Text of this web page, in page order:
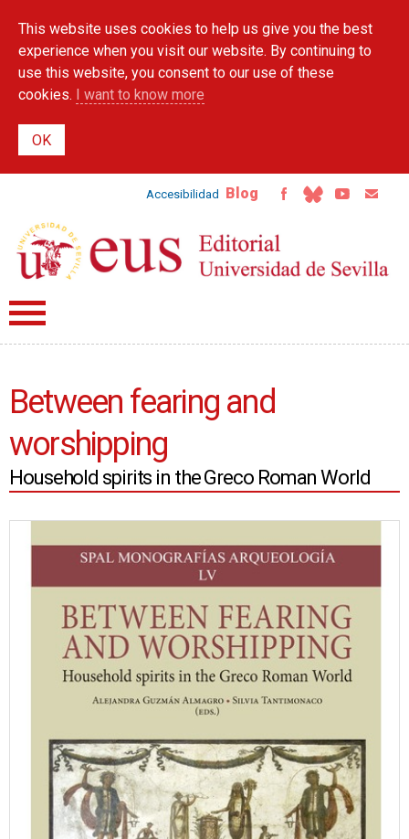
main
content
This website uses cookies to help us give you the best
experience when you visit our website. By continuing to
use this website, you consent to our use of these
cookies. I want to know more
Accesibilidad Blog
Between fearing and
worshipping
Household spirits in the Greco Roman World